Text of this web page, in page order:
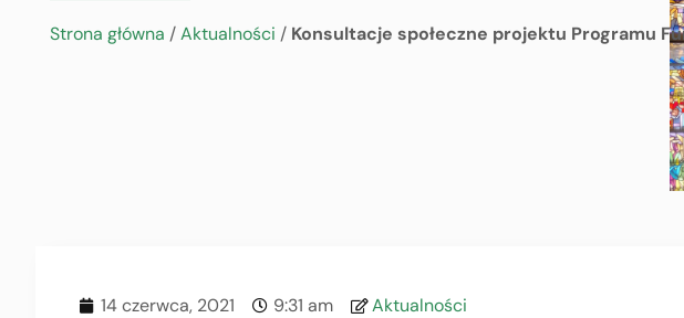
Strona główna /Aktualności / Konsultacje społeczne projektu Programu
14 czerwca, 2021 9:31 am Aktualności